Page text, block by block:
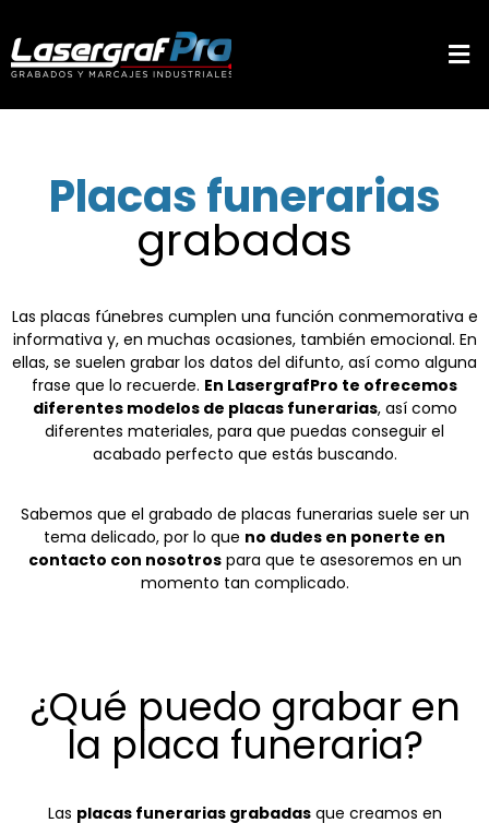
Placas funerarias
grabadas
Las placas fúnebres cumplen una función conmemorativa e
informativa y, en muchas ocasiones, también emocional. En
ellas, se suelen grabar los datos del difunto, así como alguna
frase que lo recuerde. En LasergrafPro te ofrecemos
diferentes modelos de placas funerarias, así como
diferentes materiales, para que puedas conseguir el
acabado perfecto que estás buscando.
Sabemos que el grabado de placas funerarias suele ser un
tema delicado, por lo que no dudes en ponerte en
contacto con nosotrospara que te asesoremos en un
momento tan complicado.
¿Qué puedo grabar en
la placa funeraria?
Las placas funerarias grabadasque creamos en